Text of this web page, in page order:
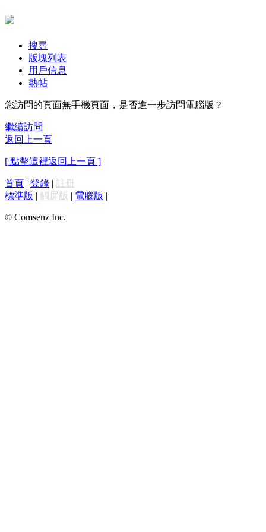
搜尋
版塊列表
用戶信息
熱帖
您訪問的頁面無手機頁面，是否進一步訪問電腦版？
繼續訪問
返回上一頁
[ 點擊這裡返回上一頁 ]
首頁 | 登錄 | 註冊
標準版 | 觸屏版 | 電腦版 |
© Comsenz Inc.